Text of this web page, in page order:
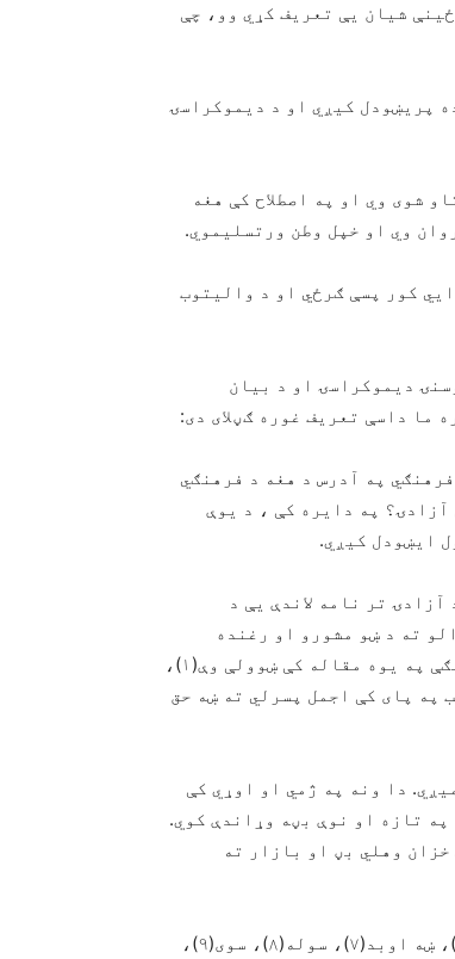
شیان یې تعریف کړي وو، چې
پریښودل کیږي او د دیموکراسۍ
شوی وي او په اصطلاح کې هغه
وي او خپل وطن ورتسلیموي.
کور پسې ګرځي او د والیتوب
دیموکراسۍ او د بیان
ما داسې تعریف غوره ګڼلای دی:
په آدرس د هغه د فرهنګي
په دایره کې ، د یوې
ایښودل کیږي.
تر نامه لاندې یې د
ته د ښو مشورو او رغنده
نیوکو په ځای بیسواده، نا پوه او … ویل کیږي. ما یې پخوا بیلګې په یوه مقاله کې ښوولې وې(۱)،
په پای کې اجمل پسرلي ته ښه حق
دا ونه په ژمي او اوړي کې
تازه او نوې بڼه وړاندې کوي.
وهلي بڼ او بازار ته
تاریخ(۲)، پیشو(۳)، څلیریشت ساعته(۴)، د سبک زولانه(۵)، ښکلا(۶)، ښه اوبد(۷)، سوله(۸)، سوی(۹)،